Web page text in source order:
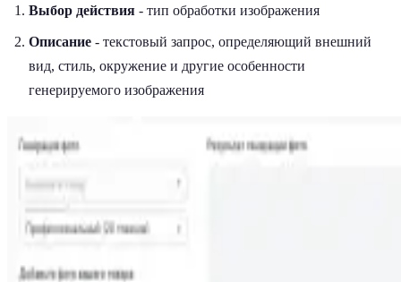
Выбор действия - тип обработки изображения
Описание - текстовый запрос, определяющий внешний
вид, стиль, окружение и другие особенности
генерируемого изображения